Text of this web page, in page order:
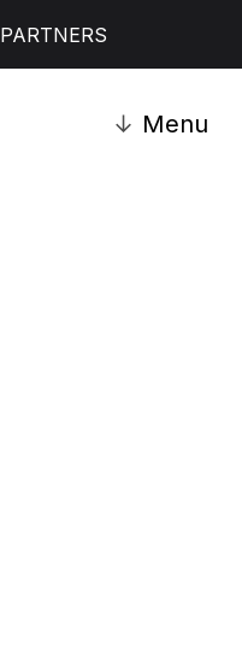
PARTNERS
↓ Menu